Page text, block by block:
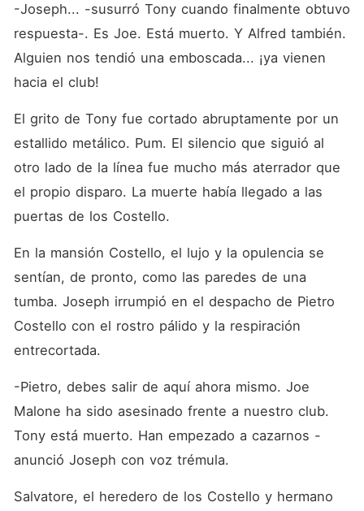
-Joseph... -susurró Tony cuando finalmente obtuvo
respuesta-. Es Joe. Está muerto. Y Alfred también.
Alguien nos tendió una emboscada... ¡ya vienen
hacia el club!
El grito de Tony fue cortado abruptamente por un
estallido metálico. Pum. El silencio que siguió al
otro lado de la línea fue mucho más aterrador que
el propio disparo. La muerte había llegado a las
puertas de los Costello.
En la mansión Costello, el lujo y la opulencia se
sentían, de pronto, como las paredes de una
tumba. Joseph irrumpió en el despacho de Pietro
Costello con el rostro pálido y la respiración
entrecortada.
-Pietro, debes salir de aquí ahora mismo. Joe
Malone ha sido asesinado frente a nuestro club.
Tony está muerto. Han empezado a cazarnos -
anunció Joseph con voz trémula.
Salvatore, el heredero de los Costello y hermano